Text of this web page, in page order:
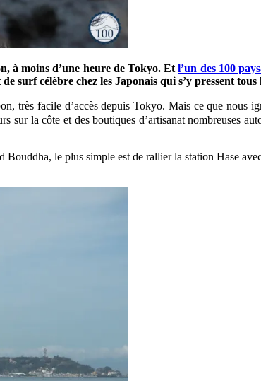
à moins d’une heure de Tokyo. Etl’un des 100
surf célèbre chez les Japonais qui s’y pressent tous
très facile d’accès depuis Tokyo. Mais ce que nous
sur la côte et des boutiques d’artisanat nombreuses
le plus simple est de rallier la station Hase